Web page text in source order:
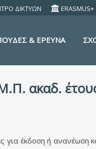
ΔΙΚΤΥΩΝ ERASMUS+
& ΕΡΕΥΝΑ
ακαδ.
για έκδοση ή